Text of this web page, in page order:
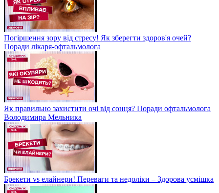
Погіршення зору від стресу! Як зберегти здоров'я очей?
Поради лікаря-офтальмолога
Як правильно захистити очі від сонця? Поради офтальмолога
Володимира Мельника
Брекети vs елайнери! Переваги та недоліки – Здорова усмішка